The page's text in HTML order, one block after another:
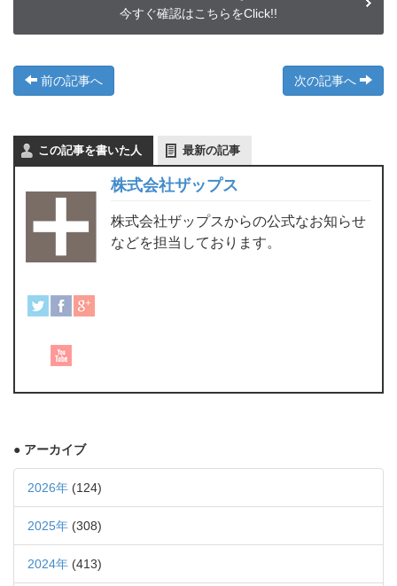
今すぐ確認はこちらをClick!!
前の記事へ 次の記事へ
この記事を書いた人 最新の記事
株式会社ザップス
株式会社ザップスからの公式なお知らせ
などを担当しております。
● アーカイブ
2026年 (124)
2025年 (308)
2024年 (413)